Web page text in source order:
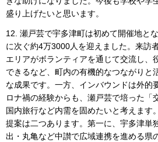
盛り上げたいと思います。
12. 瀬戸芸で宇多津町は初めて開催地と
に次ぐ約4万3000人を迎えました。来訪
エリアがボランティアを通じて交流し、
できるなど、町内の有機的なつながりと
な成果です。一方、インバウンドは外的
ロナ禍の経験からも、瀬戸芸で培った「
国内旅行など内需を固めたいと考えます。
提案は二つあります。第一に、宇多津単
出・丸亀など中讃で広域連携を進める県